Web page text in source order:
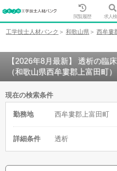
閲覧履歴 求人
工学技士人材バンク 和歌山県 西牟婁
【2026年8月最新】 透析の臨
（和歌山県西牟婁郡上富田町）
現在の検索条件
勤務地 西牟婁郡上富田町
詳細条件 透析